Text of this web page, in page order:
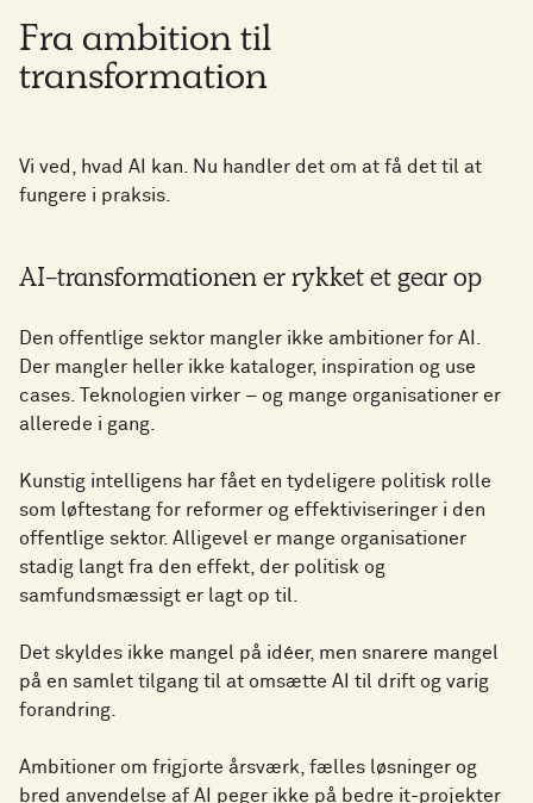
Fra ambition til
transformation
Vi ved, hvad AI kan. Nu handler det om at få det til at
fungere i praksis.
AI-transformationen er rykket et gear op
Den offentlige sektor mangler ikke ambitioner for AI.
Der mangler heller ikke kataloger, inspiration og use
cases. Teknologien virker – og mange organisationer er
allerede i gang.
Kunstig intelligens har fået en tydeligere politisk rolle
som løftestang for reformer og effektiviseringer i den
offentlige sektor. Alligevel er mange organisationer
stadig langt fra den effekt, der politisk og
samfundsmæssigt er lagt op til.
Det skyldes ikke mangel på idéer, men snarere mangel
på en samlet tilgang til at omsætte AI til drift og varig
forandring.
Ambitioner om frigjorte årsværk, fælles løsninger og
bred anvendelse af AI peger ikke på bedre it-projekter